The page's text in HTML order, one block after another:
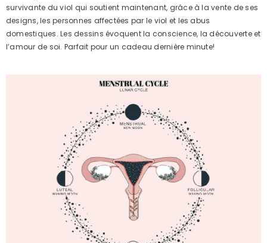
survivante du viol qui soutient maintenant, grâce à la vente de ses
designs, les personnes affectées par le viol et les abus
domestiques. Les dessins évoquent la conscience, la découverte et
l’amour de soi. Parfait pour un cadeau dernière minute!